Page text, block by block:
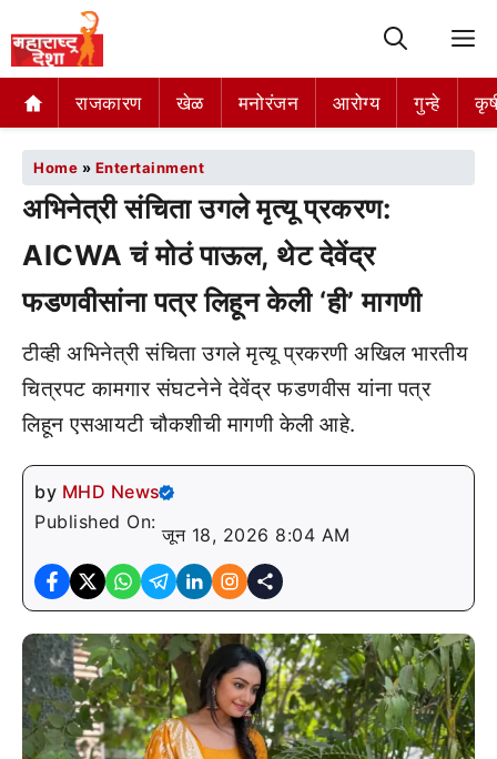
राजकारण खेळ मनोरंजन आरोग्य गुन्हे
Home » Entertainment
अभिनेत्री संचिता उगले मृत्यू प्रकरण:
AICWA चं मोठं पाऊल, थेट देवेंद्र
फडणवीसांना पत्र लिहून केली ‘ही’ मागणी
टीव्ही अभिनेत्री संचिता उगले मृत्यू प्रकरणी अखिल भारतीय
चित्रपट कामगार संघटनेने देवेंद्र फडणवीस यांना पत्र
लिहून एसआयटी चौकशीची मागणी केली आहे.
by MHD News
Published On:
जून 18, 2026 8:04 AM